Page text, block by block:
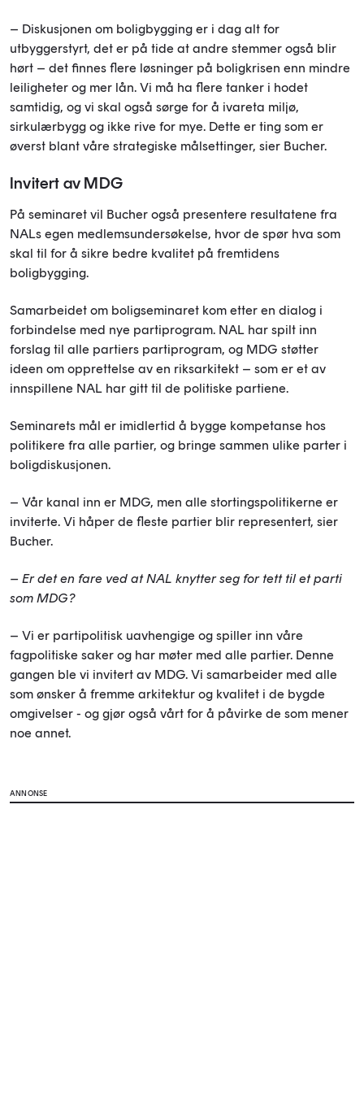
– Diskusjonen om boligbygging er i dag alt for
utbyggerstyrt, det er på tide at andre stemmer også blir
hørt – det finnes flere løsninger på boligkrisen enn mindre
leiligheter og mer lån. Vi må ha flere tanker i hodet
samtidig, og vi skal også sørge for å ivareta miljø,
sirkulærbygg og ikke rive for mye. Dette er ting som er
øverst blant våre strategiske målsettinger, sier Bucher.
Invitert av MDG
På seminaret vil Bucher også presentere resultatene fra
NALs egen medlemsundersøkelse, hvor de spør hva som
skal til for å sikre bedre kvalitet på fremtidens
boligbygging.
Samarbeidet om boligseminaret kom etter en dialog i
forbindelse med nye partiprogram. NAL har spilt inn
forslag til alle partiers partiprogram, og MDG støtter
ideen om opprettelse av en riksarkitekt – som er et av
innspillene NAL har gitt til de politiske partiene.
Seminarets mål er imidlertid å bygge kompetanse hos
politikere fra alle partier, og bringe sammen ulike parter i
boligdiskusjonen.
– Vår kanal inn er MDG, men alle stortingspolitikerne er
inviterte. Vi håper de fleste partier blir representert, sier
Bucher.
– Er det en fare ved at NAL knytter seg for tett til et parti
som MDG?
– Vi er partipolitisk uavhengige og spiller inn våre
fagpolitiske saker og har møter med alle partier. Denne
gangen ble vi invitert av MDG. Vi samarbeider med alle
som ønsker å fremme arkitektur og kvalitet i de bygde
omgivelser - og gjør også vårt for å påvirke de som mener
noe annet.
ANNONSE